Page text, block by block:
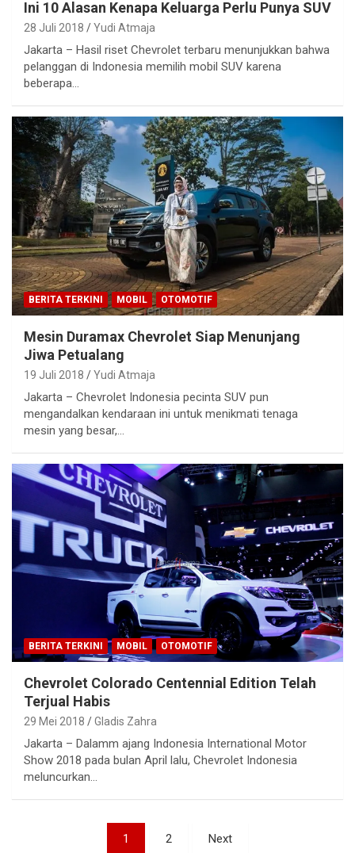
Ini 10 Alasan Kenapa Keluarga Perlu Punya SUV
28 Juli 2018 Yudi Atmaja
Jakarta – Hasil riset Chevrolet terbaru menunjukkan bahwa
pelanggan di Indonesia memilih mobil SUV karena
beberapa…
BERITA TERKINI MOBIL OTOMOTIF
Mesin Duramax Chevrolet Siap Menunjang
Jiwa Petualang
19 Juli 2018 Yudi Atmaja
Jakarta – Chevrolet Indonesia pecinta SUV pun
mengandalkan kendaraan ini untuk menikmati tenaga
mesin yang besar,…
BERITA TERKINI MOBIL OTOMOTIF
Chevrolet Colorado Centennial Edition Telah
Terjual Habis
29 Mei 2018 Gladis Zahra
Jakarta – Dalamm ajang Indonesia International Motor
Show 2018 pada bulan April lalu, Chevrolet Indonesia
meluncurkan…
1 2 Next